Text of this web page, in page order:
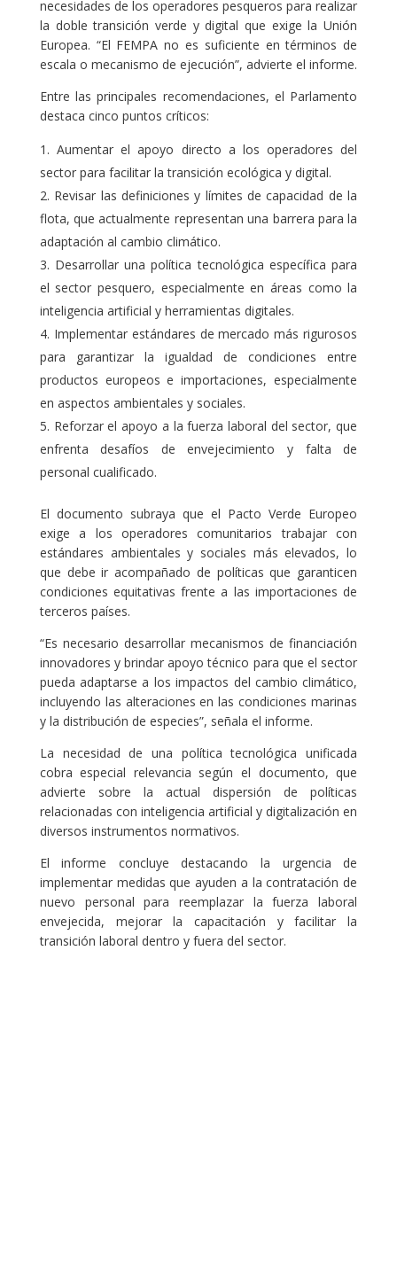
necesidades de los operadores pesqueros para realizar
la doble transición verde y digital que exige la Unión
Europea. “El FEMPA no es suficiente en términos de
escala o mecanismo de ejecución”, advierte el informe.
Entre las principales recomendaciones, el Parlamento
destaca cinco puntos críticos:
Aumentar el apoyo directo a los operadores del
sector para facilitar la transición ecológica y digital.
Revisar las definiciones y límites de capacidad de la
flota, que actualmente representan una barrera para la
adaptación al cambio climático.
Desarrollar una política tecnológica específica para
el sector pesquero, especialmente en áreas como la
inteligencia artificial y herramientas digitales.
Implementar estándares de mercado más rigurosos
para garantizar la igualdad de condiciones entre
productos europeos e importaciones, especialmente
en aspectos ambientales y sociales.
Reforzar el apoyo a la fuerza laboral del sector, que
enfrenta desafíos de envejecimiento y falta de
personal cualificado.
El documento subraya que el Pacto Verde Europeo
exige a los operadores comunitarios trabajar con
estándares ambientales y sociales más elevados, lo
que debe ir acompañado de políticas que garanticen
condiciones equitativas frente a las importaciones de
terceros países.
“Es necesario desarrollar mecanismos de financiación
innovadores y brindar apoyo técnico para que el sector
pueda adaptarse a los impactos del cambio climático,
incluyendo las alteraciones en las condiciones marinas
y la distribución de especies”, señala el informe.
La necesidad de una política tecnológica unificada
cobra especial relevancia según el documento, que
advierte sobre la actual dispersión de políticas
relacionadas con inteligencia artificial y digitalización en
diversos instrumentos normativos.
El informe concluye destacando la urgencia de
implementar medidas que ayuden a la contratación de
nuevo personal para reemplazar la fuerza laboral
envejecida, mejorar la capacitación y facilitar la
transición laboral dentro y fuera del sector.